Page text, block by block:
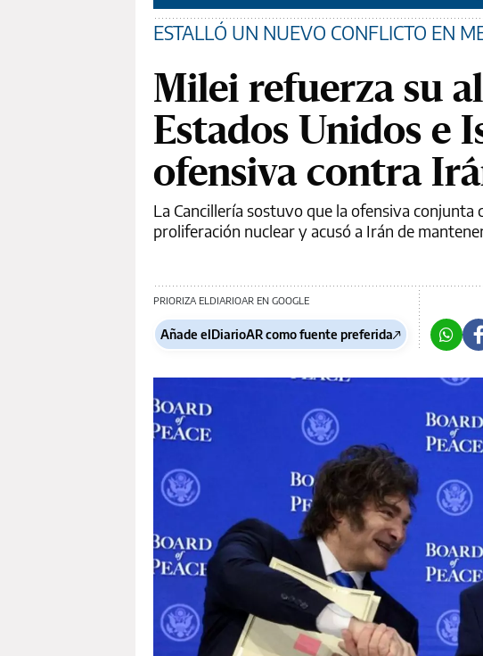
ESTALLÓ UN NUEVO CONFLICTO EN
Milei refuerza su
Estados Unidos e
ofensiva contra
La Cancillería sostuvo que la ofensiva
proliferación nuclear y acusó a Irán de
PRIORIZA ELDIARIOAR EN GOOGLE
Añade elDiarioAR como fuente preferida